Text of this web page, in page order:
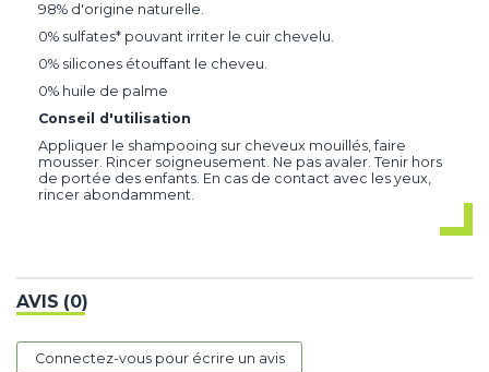
98% d'origine naturelle.
0% sulfates* pouvant irriter le cuir chevelu.
0% silicones étouffant le cheveu.
0% huile de palme
Conseil d'utilisation
Appliquer le shampooing sur cheveux mouillés, faire
mousser. Rincer soigneusement. Ne pas avaler. Tenir hors
de portée des enfants. En cas de contact avec les yeux,
rincer abondamment.
AVIS (0)
Connectez-vous pour écrire un avis